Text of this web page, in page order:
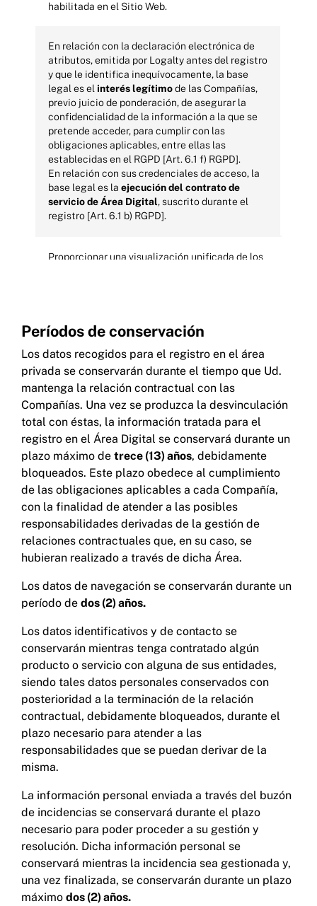
habilitada en el Sitio Web.
En relación con la declaración electrónica de
atributos, emitida por Logalty antes del registro
y que le identifica inequívocamente, la base
legal es el interés legítimode las Compañías,
previo juicio de ponderación, de asegurar la
confidencialidad de la información a la que se
pretende acceder, para cumplir con las
obligaciones aplicables, entre ellas las
establecidas en el RGPD [Art. 6.1 f) RGPD].
En relación con sus credenciales de acceso, la
base legal es la ejecución del contrato de
servicio de Área Digital, suscrito durante el
registro [Art. 6.1 b) RGPD].
Proporcionar una visualización unificada de los
capa de experiencia de usuario, sin que se
Compañías ni perfilados o decisiones
automatizadas.
El tratamiento se fundamenta en elinterés
legítimo de las Entidades en proporcionar un
acceso digital unificado, habiéndose realizado
el correspondiente juicio de ponderación, de
acuerdo con lo establecido en el artículo 6.1 f)
RGPD. Dicho juicio de ponderación ha concluido
que es una funcionalidad esperada por parte de
los Interesados, que además está limitada a la
visualización de los productos sin que suponga
gestión conjunta de éstos.
Asimismo, en la medida en que la visualización
resulte necesaria para la prestación del servicio
digital solicitado por el usuario, podrá
considerarse amparado en la ejecución de éste
de acuerdo con el artículo 6.1 b) RGPD.
Mantenimiento y desarrollo del Área Digital.
El tratamiento se realiza en base a laejecución
del servicio digital prestado por las Entidades
al ser necesario el mantenimiento y la
resolución de incidencias para que el Área esté
siempre disponible para los Interesados [Art. 6.1
Realización de estudios estadísticos y gestión
del Sitio Web: los datos de navegación serán
objeto de tratamiento con la finalidad de
conocer el uso que las personas usuarias hacen
de este Sitio Web (por ejemplo, conocer el
número de visitas y qué contenidos que
generan mayor interés), así como analizar esta
información para introducir mejoras y
Períodos de conservación
Los datos recogidos para el registro en el área
privada se conservarán durante el tiempo que Ud.
mantenga la relación contractual con las
Compañías. Una vez se produzca la desvinculación
total con éstas, la información tratada para el
registro en el Área Digital se conservará durante un
plazo máximo de trece (13) años, debidamente
bloqueados. Este plazo obedece al cumplimiento
de las obligaciones aplicables a cada Compañía,
con la finalidad de atender a las posibles
responsabilidades derivadas de la gestión de
relaciones contractuales que, en su caso, se
hubieran realizado a través de dicha Área.
Los datos de navegación se conservarán durante un
período de dos (2) años.
Los datos identificativos y de contacto se
conservarán mientras tenga contratado algún
producto o servicio con alguna de sus entidades,
siendo tales datos personales conservados con
posterioridad a la terminación de la relación
contractual, debidamente bloqueados, durante el
plazo necesario para atender a las
responsabilidades que se puedan derivar de la
misma.
La información personal enviada a través del buzón
de incidencias se conservará durante el plazo
necesario para poder proceder a su gestión y
resolución. Dicha información personal se
conservará mientras la incidencia sea gestionada y,
una vez finalizada, se conservarán durante un plazo
máximo dos (2) años.